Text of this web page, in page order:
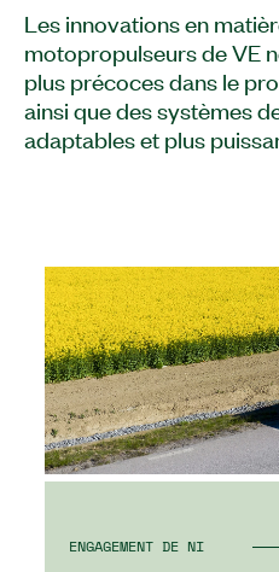
Les innovations en
motopropulseurs de VE
plus précoces dans le
ainsi que des systèmes
adaptables et plus
ENGAGEMENT DE NI